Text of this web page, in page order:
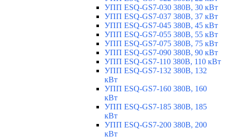
УПП ESQ-GS7-030 380В, 30 кВт
УПП ESQ-GS7-037 380В, 37 кВт
УПП ESQ-GS7-045 380В, 45 кВт
УПП ESQ-GS7-055 380В, 55 кВт
УПП ESQ-GS7-075 380В, 75 кВт
УПП ESQ-GS7-090 380В, 90 кВт
УПП ESQ-GS7-110 380В, 110 кВт
УПП ESQ-GS7-132 380В, 132
кВт
УПП ESQ-GS7-160 380В, 160
кВт
УПП ESQ-GS7-185 380В, 185
кВт
УПП ESQ-GS7-200 380В, 200
кВт